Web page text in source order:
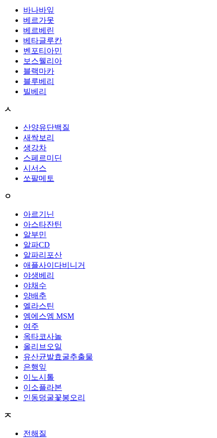
바나바잎
베르가못
베르베린
베타글루칸
벤포티아민
보스웰리아
블랙마카
블루베리
빌베리
ㅅ
산양유단백질
새싹보리
생강차
스페르미딘
시서스
쏘팔메토
ㅇ
아르기닌
아스타잔틴
알부민
알파CD
알파리포산
애플사이다비니거
야생베리
야채수
양배추
엘라스틴
엠에스엠 MSM
여주
옥타코사놀
올리브오일
유산균발효굴추출물
은행잎
이노시톨
이소플라본
인동덩굴꽃봉오리
ㅈ
전해질